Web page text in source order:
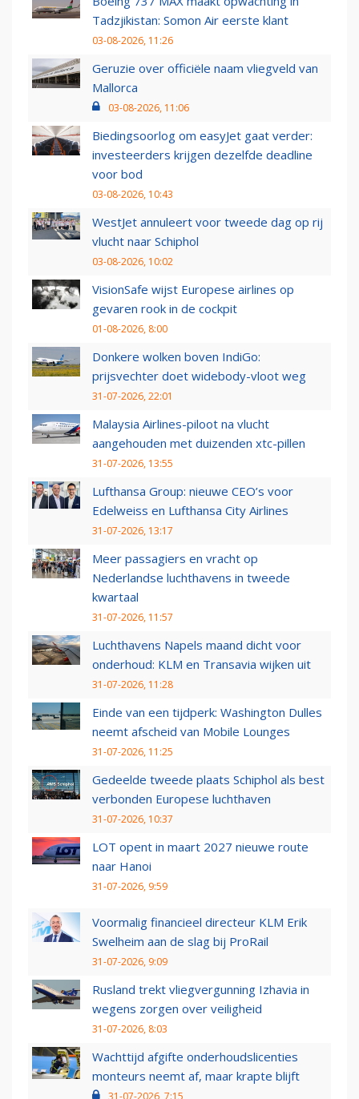
Tadzjikistan: Somon Air eerste klant
03-08-2026, 11:26
Geruzie over officiële naam vliegveld van
Mallorca
03-08-2026, 11:06
Biedingsoorlog om easyJet gaat verder:
investeerders krijgen dezelfde deadline
voor bod
03-08-2026, 10:43
WestJet annuleert voor tweede dag op rij
vlucht naar Schiphol
03-08-2026, 10:02
VisionSafe wijst Europese airlines op
gevaren rook in de cockpit
01-08-2026, 8:00
Donkere wolken boven IndiGo:
prijsvechter doet widebody-vloot weg
31-07-2026, 22:01
Malaysia Airlines-piloot na vlucht
aangehouden met duizenden xtc-pillen
31-07-2026, 13:55
Lufthansa Group: nieuwe CEO’s voor
Edelweiss en Lufthansa City Airlines
31-07-2026, 13:17
Meer passagiers en vracht op
Nederlandse luchthavens in tweede
kwartaal
31-07-2026, 11:57
Luchthavens Napels maand dicht voor
onderhoud: KLM en Transavia wijken uit
31-07-2026, 11:28
Einde van een tijdperk: Washington Dulles
neemt afscheid van Mobile Lounges
31-07-2026, 11:25
Gedeelde tweede plaats Schiphol als best
verbonden Europese luchthaven
31-07-2026, 10:37
LOT opent in maart 2027 nieuwe route
naar Hanoi
31-07-2026, 9:59
Voormalig financieel directeur KLM Erik
Swelheim aan de slag bij ProRail
31-07-2026, 9:09
Rusland trekt vliegvergunning Izhavia in
wegens zorgen over veiligheid
31-07-2026, 8:03
Wachttijd afgifte onderhoudslicenties
monteurs neemt af, maar krapte blijft
31-07-2026, 7:15